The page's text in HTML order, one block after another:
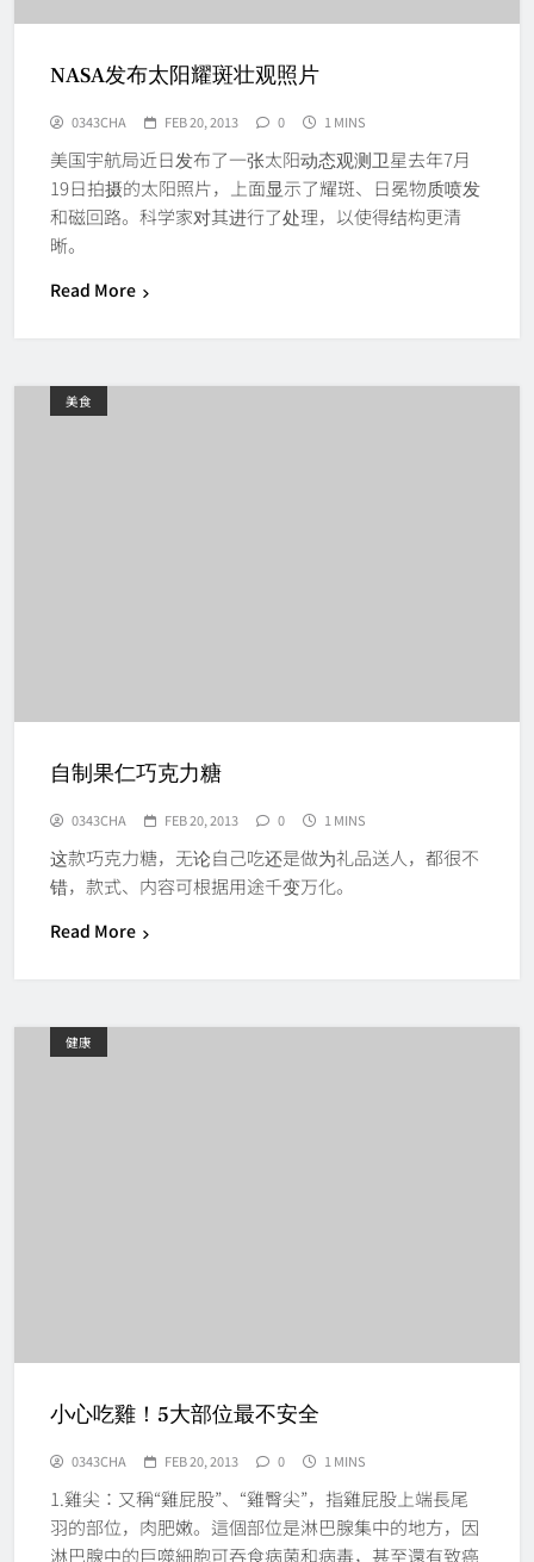
NASA发布太阳耀斑壮观照片
0343CHA FEB 20, 2013 0 1 MINS
美国宇航局近日发布了一张太阳动态观测卫星去年7月
19日拍摄的太阳照片，上面显示了耀斑、日冕物质喷发
和磁回路。科学家对其进行了处理，以使得结构更清
晰。
Read More
美食
自制果仁巧克力糖
0343CHA FEB 20, 2013 0 1 MINS
这款巧克力糖，无论自己吃还是做为礼品送人，都很不
错，款式、内容可根据用途千变万化。
Read More
健康
小心吃雞！5大部位最不安全
0343CHA FEB 20, 2013 0 1 MINS
1.雞尖：又稱“雞屁股”、“雞臀尖”，指雞屁股上端長尾
羽的部位，肉肥嫩。這個部位是淋巴腺集中的地方，因
淋巴腺中的巨噬細胞可吞食病菌和病毒，甚至還有致癌